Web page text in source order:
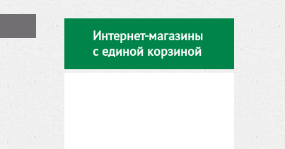
Интернет-магазины
с единой корзиной